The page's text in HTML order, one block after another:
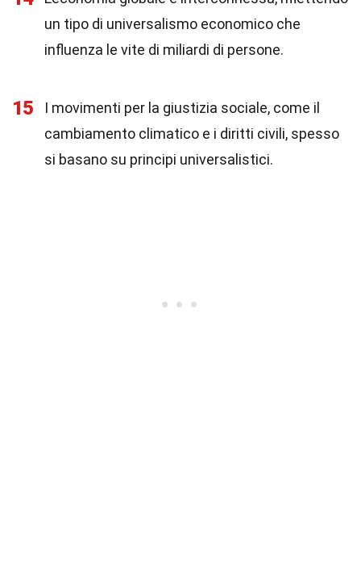
un tipo di universalismo economico che
influenza le vite di miliardi di persone.
15
I movimenti per la giustizia sociale, come il
cambiamento climatico e i diritti civili, spesso
si basano su principi universalistici.